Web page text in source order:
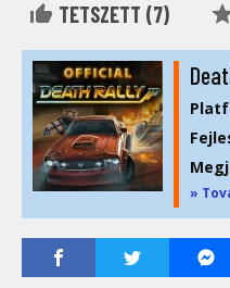
TETSZETT (7)
»